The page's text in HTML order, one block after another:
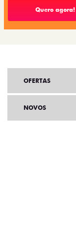
Quero agora!
OFERTAS
NOVOS